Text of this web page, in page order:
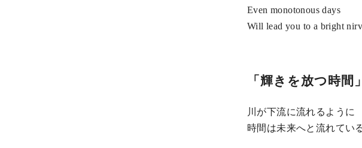
Even monotonous days
Will lead you to a bright
「輝きを放つ時間」
川が下流に流れるように
時間は未来へと流れてい